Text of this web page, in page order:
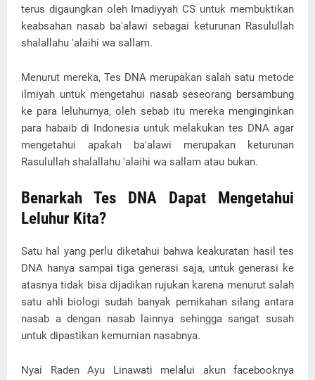
terus digaungkan oleh Imadiyyah CS untuk membuktikan
keabsahan nasab ba'alawi sebagai keturunan Rasulullah
shalallahu 'alaihi wa sallam.
Menurut mereka, Tes DNA merupakan salah satu metode
ilmiyah untuk mengetahui nasab seseorang bersambung
ke para leluhurnya, oleh sebab itu mereka menginginkan
para habaib di Indonesia untuk melakukan tes DNA agar
mengetahui apakah ba'alawi merupakan keturunan
Rasulullah shalallahu 'alaihi wa sallam atau bukan.
Benarkah Tes DNA Dapat Mengetahui
Leluhur Kita?
Satu hal yang perlu diketahui bahwa keakuratan hasil tes
DNA hanya sampai tiga generasi saja, untuk generasi ke
atasnya tidak bisa dijadikan rujukan karena menurut salah
satu ahli biologi sudah banyak pernikahan silang antara
nasab a dengan nasab lainnya sehingga sangat susah
untuk dipastikan kemurnian nasabnya.
Nyai Raden Ayu Linawati melalui akun facebooknya